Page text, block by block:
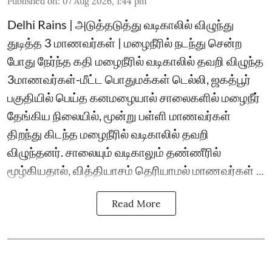
Delhi Rains | அடுத்தடுத்து வடிகாலில் விழுந்து
துடித்த 3 மாணவர்கள் | மழைநீரில் நடந்து சென்ற
போது நேர்ந்த கதி மழைநீரில் வடிகாலில் தவறி விழுந்த
3மாணவர்கள்-மீட்ட பொதுமக்கள் டெல்லி, ஜகத்பூர்
பகுதியில் பெய்த கனமழையால் சாலைகளில் மழைநீர்
தேங்கிய நிலையில், மூன்று பள்ளி மாணவர்கள்
திறந்து கிடந்த மழைநீரில் வடிகாலில் தவறி
விழுந்தனர். சாலையும் வடிகாலும் தண்ணீரில்
மூழ்கியதால், வித்தியாசம் தெரியாமல் மாணவர்கள் ...
Read More